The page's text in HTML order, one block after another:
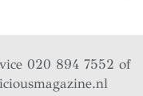
020 894 7552 of